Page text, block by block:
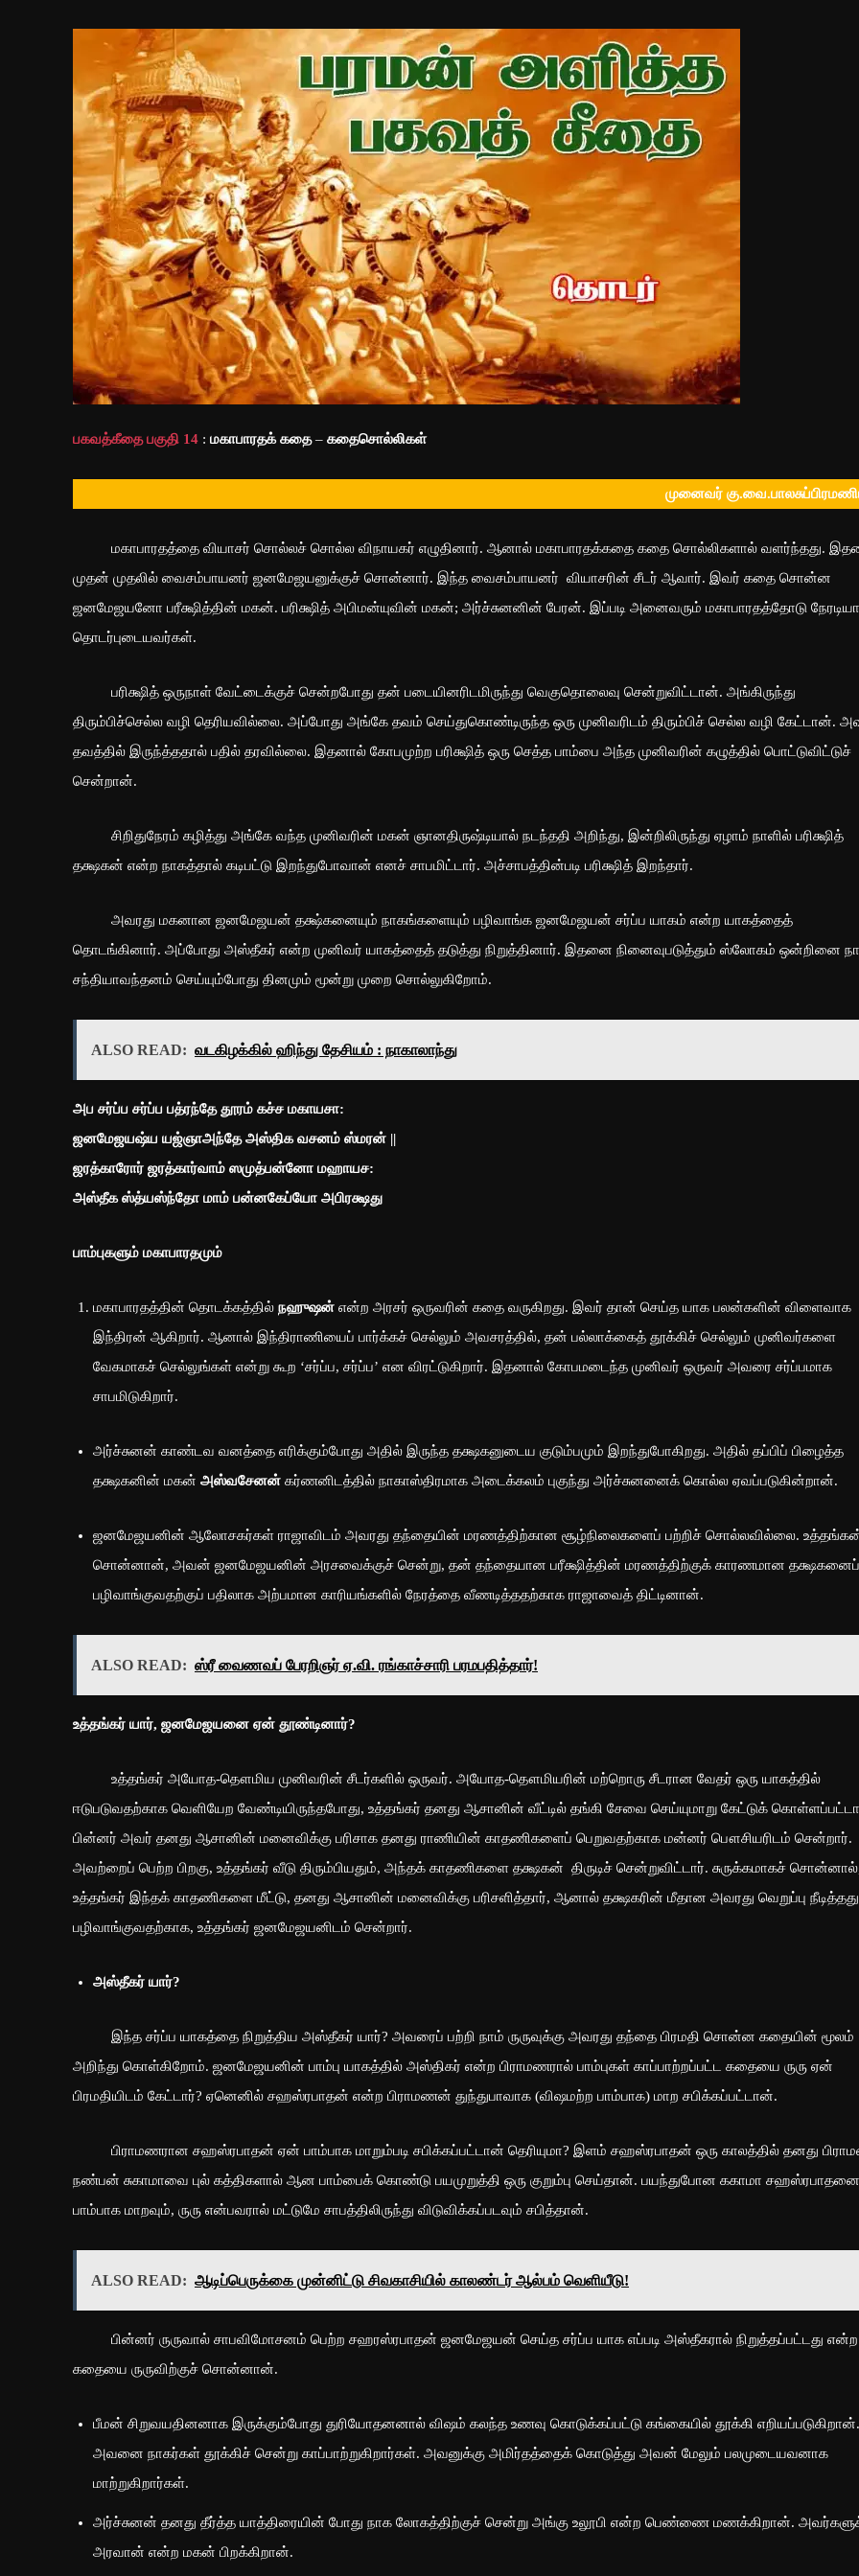
பகவத்கீதை பகுதி 14 : மகாபாரதக் கதை– கதைசொல்லிகள்
முனைவர்
மகாபாரதத்தை வியாசர் சொல்லச் சொல்ல விநாயகர் எழுதினார். ஆனால் மகாபாரதக்கதை கதை சொல்லிகளால் வளர்ந்தது.
முதன் முதலில் வைசம்பாயனர் ஜனமேஜயனுக்குச் சொன்னார். இந்த வைசம்பாயனர் வியாசரின் சீடர் ஆவார். இவர் கதை சொன்ன
ஜனமேஜயனோ பரீக்ஷித்தின் மகன். பரிக்ஷித் அபிமன்யுவின் மகன்; அர்ச்சுனனின் பேரன். இப்படி அனைவரும் மகாபாரதத்தோடு
தொடர்புடையவர்கள்.
பரிக்ஷித் ஒருநாள் வேட்டைக்குச் சென்றபோது தன் படையினரிடமிருந்து வெகுதொலைவு சென்றுவிட்டான். அங்கிருந்து
திரும்பிச்செல்ல வழி தெரியவில்லை. அப்போது அங்கே தவம் செய்துகொண்டிருந்த ஒரு முனிவரிடம் திரும்பிச் செல்ல வழி கேட்டான்.
தவத்தில் இருந்த்ததால் பதில் தரவில்லை. இதனால் கோபமுற்ற பரிக்ஷித் ஒரு செத்த பாம்பை அந்த முனிவரின் கழுத்தில் பொட்டுவிட்டுச்
சென்றான்.
சிறிதுநேரம் கழித்து அங்கே வந்த முனிவரின் மகன் ஞானதிருஷ்டியால் நடந்ததி அறிந்து, இன்றிலிருந்து ஏழாம் நாளில் பரிக்ஷித்
தக்ஷகன் என்ற நாகத்தால் கடிபட்டு இறந்துபோவான் எனச் சாபமிட்டார். அச்சாபத்தின்படி பரிக்ஷித் இறந்தார்.
அவரது மகனான ஜனமேஜயன் தக்ஷ்கனையும் நாகங்களையும் பழிவாங்க ஜனமேஜயன் சர்ப்ப யாகம் என்ற யாகத்தைத்
தொடங்கினார். அப்போது அஸ்தீகர் என்ற முனிவர் யாகத்தைத் தடுத்து நிறுத்தினார். இதனை நினைவுபடுத்தும் ஸ்லோகம் ஒன்றினை
சந்தியாவந்தனம் செய்யும்போது தினமும் மூன்று முறை சொல்லுகிறோம்.
ALSO READ: வடகிழக்கில் ஹிந்து தேசியம் : நாகாலாந்து
அப சர்ப்ப சர்ப்ப பத்ரந்தே தூரம் கச்ச மகாயசா:
ஜனமேஜயஷ்ய யஜ்ஞாஅந்தே அஸ்திக வசனம் ஸ்மரன் ||
ஜரத்காரோர் ஜரத்கார்வாம் ஸமுத்பன்னோ மஹாயச:
அஸ்தீக ஸ்த்யஸ்ந்தோ மாம் பன்னகேப்யோ அபிரக்ஷது
பாம்புகளும் மகாபாரதமும்
மகாபாரதத்தின் தொடக்கத்தில் நஹுஷன் என்ற அரசர் ஒருவரின் கதை வருகிறது. இவர் தான் செய்த யாக பலன்களின் விளைவாக
இந்திரன் ஆகிறார். ஆனால் இந்திராணியைப் பார்க்கச் செல்லும் அவசரத்தில், தன் பல்லாக்கைத் தூக்கிச் செல்லும் முனிவர்களை
வேகமாகச் செல்லுங்கள் என்று கூற ‘சர்ப்ப, சர்ப்ப’ என விரட்டுகிறார். இதனால் கோபமடைந்த முனிவர் ஒருவர் அவரை சர்ப்பமாக
சாபமிடுகிறார்.
அர்ச்சுனன் காண்டவ வனத்தை எரிக்கும்போது அதில் இருந்த தக்ஷகனுடைய குடும்பமும் இறந்துபோகிறது. அதில் தப்பிப் பிழைத்த
தக்ஷகனின் மகன் அஸ்வசேனன் கர்ணனிடத்தில் நாகாஸ்திரமாக அடைக்கலம் புகுந்து அர்ச்சுனனைக் கொல்ல ஏவப்படுகின்றான்.
ஜனமேஜயனின் ஆலோசகர்கள் ராஜாவிடம் அவரது தந்தையின் மரணத்திற்கான சூழ்நிலைகளைப் பற்றிச் சொல்லவில்லை.
சொன்னான், அவன் ஜனமேஜயனின் அரசவைக்குச் சென்று, தன் தந்தையான பரீக்ஷித்தின் மரணத்திற்குக் காரணமான தக்ஷகனைப்
பழிவாங்குவதற்குப் பதிலாக அற்பமான காரியங்களில் நேரத்தை வீணடித்ததற்காக ராஜாவைத் திட்டினான்.
ALSO READ: ஸ்ரீ வைணவப் பேரறிஞர் ஏ.வி. ரங்காச்சாரி பரமபதித்தார்!
உத்தங்கர் யார், ஜனமேஜயனை ஏன் தூண்டினார்?
உத்தங்கர் அயோத-தௌமிய முனிவரின் சீடர்களில் ஒருவர். அயோத-தௌமியரின் மற்றொரு சீடரான வேதர் ஒரு யாகத்தில்
ஈடுபடுவதற்காக வெளியேற வேண்டியிருந்தபோது, ​​உத்தங்கர் தனது ஆசானின் வீட்டில் தங்கி சேவை செய்யுமாறு கேட்டுக்
பின்னர் அவர் தனது ஆசானின் மனைவிக்கு பரிசாக தனது ராணியின் காதணிகளைப் பெறுவதற்காக மன்னர் பௌசியரிடம் சென்றார்.
அவற்றைப் பெற்ற பிறகு, உத்தங்கர் வீடு திரும்பியதும், அந்தக் காதணிகளை தக்ஷகன் திருடிச் சென்றுவிட்டார். சுருக்கமாகச்
உத்தங்கர் இந்தக் காதணிகளை மீட்டு, தனது ஆசானின் மனைவிக்கு பரிசளித்தார், ஆனால் தக்ஷகரின் மீதான அவரது வெறுப்பு
பழிவாங்குவதற்காக, உத்தங்கர் ஜனமேஜயனிடம் சென்றார்.
அஸ்தீகர் யார்?
இந்த சர்ப்ப யாகத்தை நிறுத்திய அஸ்தீகர் யார்? அவரைப் பற்றி நாம் ருருவுக்கு அவரது தந்தை பிரமதி சொன்ன கதையின் மூலம்
அறிந்து கொள்கிறோம். ஜனமேஜயனின் பாம்பு யாகத்தில் அஸ்திகர் என்ற பிராமணரால் பாம்புகள் காப்பாற்றப்பட்ட கதையை ருரு ஏன்
பிரமதியிடம் கேட்டார்? ஏனெனில் சஹஸ்ரபாதன் என்ற பிராமணன் துந்துபாவாக (விஷமற்ற பாம்பாக) மாற சபிக்கப்பட்டான்.
பிராமணரான சஹஸ்ரபாதன் ஏன் பாம்பாக மாறும்படி சபிக்கப்பட்டான் தெரியுமா? இளம் சஹஸ்ரபாதன் ஒரு காலத்தில் தனது
நண்பன் சுகாமாவை புல் கத்திகளால் ஆன பாம்பைக் கொண்டு பயமுறுத்தி ஒரு குறும்பு செய்தான். பயந்துபோன ககாமா சஹஸ்ரபாதனை
பாம்பாக மாறவும், ருரு என்பவரால் மட்டுமே சாபத்திலிருந்து விடுவிக்கப்படவும் சபித்தான்.
ALSO READ: ஆடிப்பெருக்கை முன்னிட்டு சிவகாசியில் காலண்டர் ஆல்பம் வெளியீடு!
பின்னர் ருருவால் சாபவிமோசனம் பெற்ற சஹரஸ்ரபாதன் ஜனமேஜயன் செய்த சர்ப்ப யாக எப்படி அஸ்தீகரால் நிறுத்தப்பட்டது என்ற
கதையை ருருவிற்குச் சொன்னான்.
பீமன் சிறுவயதினனாக இருக்கும்போது துரியோதனனால் விஷம் கலந்த உணவு கொடுக்கப்பட்டு கங்கையில் தூக்கி எறியப்படுகிறான்.
அவனை நாகர்கள் தூக்கிச் சென்று காப்பாற்றுகிறார்கள். அவனுக்கு அமிர்தத்தைக் கொடுத்து அவன் மேலும் பலமுடையவனாக
மாற்றுகிறார்கள்.
அர்ச்சுனன் தனது தீர்த்த யாத்திரையின் போது நாக லோகத்திற்குச் சென்று அங்கு உலூபி என்ற பெண்ணை மணக்கிறான்.
அரவான் என்ற மகன் பிறக்கிறான்.